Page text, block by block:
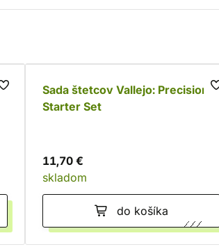
Sada štetcov Vallejo: Precision -
Starter Set
11,70 €
skladom
do košíka